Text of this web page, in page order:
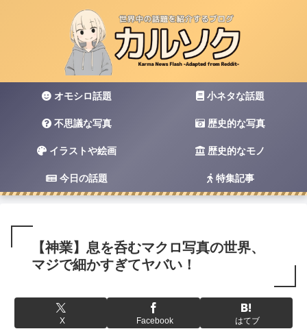
オモシロ話題 小ネタな話題
不思議な写真 歴史的な写真
イラストや絵画 歴史的なモノ
今日の話題 特集記事
【神業】息を呑むマクロ写真の世界、
マジで細かすぎてヤバい！
X Facebook はてブ